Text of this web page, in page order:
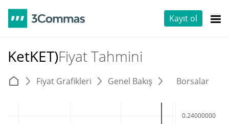
Kayıt ol
KetKET)Fiyat Tahmini
Fiyat Grafikleri Genel Bakış Borsalar